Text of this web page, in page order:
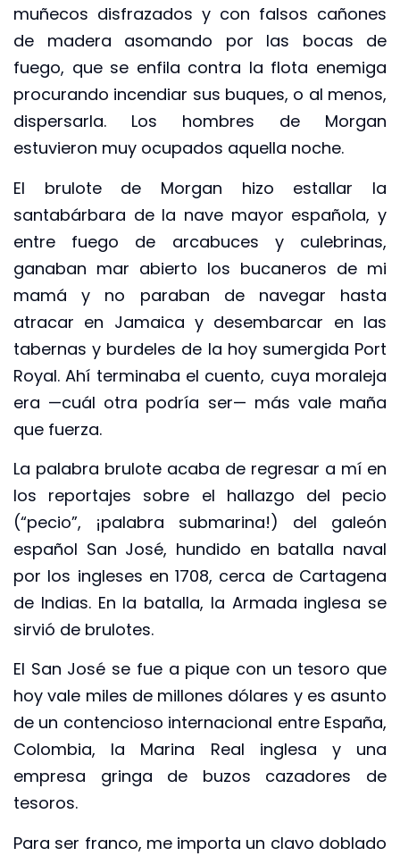
muñecos disfrazados y con falsos cañones
de madera asomando por las bocas de
fuego, que se enfila contra la flota enemiga
procurando incendiar sus buques, o al menos,
dispersarla. Los hombres de Morgan
estuvieron muy ocupados aquella noche.
El brulote de Morgan hizo estallar la
santabárbara de la nave mayor española, y
entre fuego de arcabuces y culebrinas,
ganaban mar abierto los bucaneros de mi
mamá y no paraban de navegar hasta
atracar en Jamaica y desembarcar en las
tabernas y burdeles de la hoy sumergida Port
Royal. Ahí terminaba el cuento, cuya moraleja
era —cuál otra podría ser— más vale maña
que fuerza.
La palabra brulote acaba de regresar a mí en
los reportajes sobre el hallazgo del pecio
(“pecio”, ¡palabra submarina!) del galeón
español San José, hundido en batalla naval
por los ingleses en 1708, cerca de Cartagena
de Indias. En la batalla, la Armada inglesa se
sirvió de brulotes.
El San José se fue a pique con un tesoro que
hoy vale miles de millones dólares y es asunto
de un contencioso internacional entre España,
Colombia, la Marina Real inglesa y una
empresa gringa de buzos cazadores de
tesoros.
Para ser franco, me importa un clavo doblado